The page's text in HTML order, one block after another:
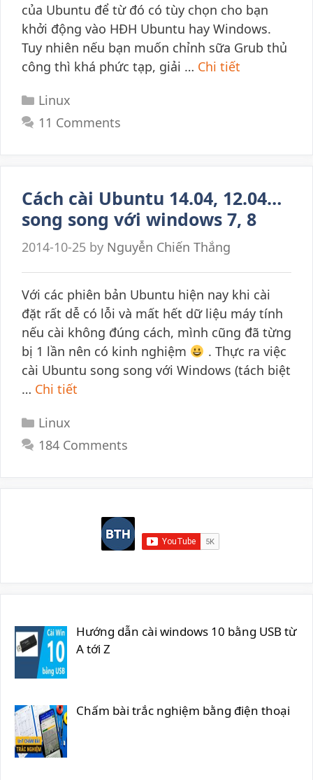
của Ubuntu để từ đó có tùy chọn cho bạn
khởi động vào HĐH Ubuntu hay Windows.
Tuy nhiên nếu bạn muốn chỉnh sữa Grub thủ
công thì khá phức tạp, giải … Chi tiết
Categories
Linux
11 Comments
Cách cài Ubuntu 14.04, 12.04…
song song với windows 7, 8
2014-10-25 by Nguyễn Chiến Thắng
Với các phiên bản Ubuntu hiện nay khi cài
đặt rất dễ có lỗi và mất hết dữ liệu máy tính
nếu cài không đúng cách, mình cũng đã từng
bị 1 lần nên có kinh nghiệm
. Thực ra việc
cài Ubuntu song song với Windows (tách biệt
… Chi tiết
Categories
Linux
184 Comments
Hướng dẫn cài windows 10 bằng USB từ
A tới Z
Chấm bài trắc nghiệm bằng điện thoại